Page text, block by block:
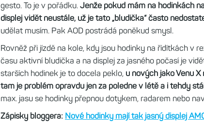
gesto. To je v pořádku. Jenže pokud mám na hodinkách
displej vidět neustále, už je tato „bludička“ často
udělat musím. Pak AOD postrádá poněkud smysl.
Rovněž při jízdě na kole, kdy jsou hodinky na řídítkách v
času aktivní bludička a na displej za jasného počasí je
starších hodinek je to docela peklo, u nových jako Venu
tam je problém opravdu jen za poledne v létě a i tehdy
max. jasu se hodinky přepnou dotykem, radarem nebo
Zápisky bloggera: Nové hodinky mají tak jasný displej